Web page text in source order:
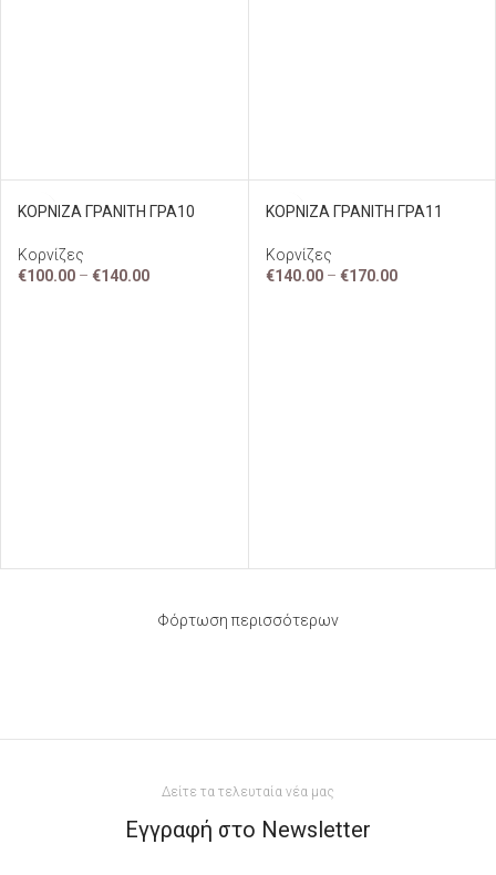
ΚΟΡΝΙΖΑ ΓΡΑΝΙΤΗ ΓΡΑ10
Κορνίζες
€100.00 – €140.00
ΚΟΡΝΙΖΑ ΓΡΑΝΙΤΗ ΓΡΑ11
Κορνίζες
€140.00 – €170.00
Φόρτωση περισσότερων
Δείτε τα τελευταία νέα μας
Εγγραφή στο Newsletter